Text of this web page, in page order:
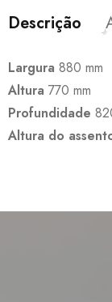
Descrição
Largura 880 mm
Altura 770 mm
Profundidade
Altura do